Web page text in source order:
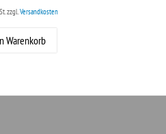
zzgl.Versandkosten
Warenkorb